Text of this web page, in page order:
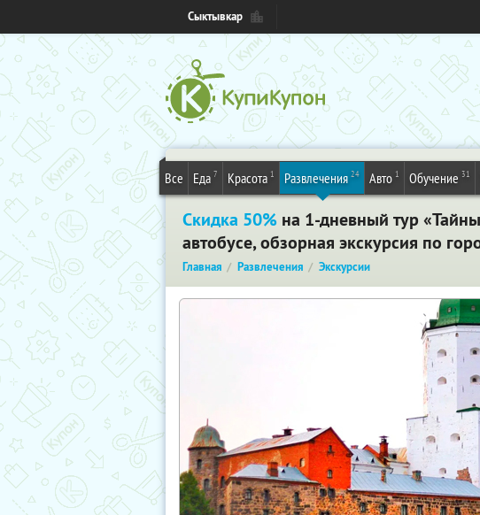
Сыктывкар
Все Еда 7 Красота 1 Развлечения 24 Авто 1 Обучение 31
Скидка 50% на 1-дневный тур
автобусе, обзорная экскурсия по
Главная Развлечения Экскурсии